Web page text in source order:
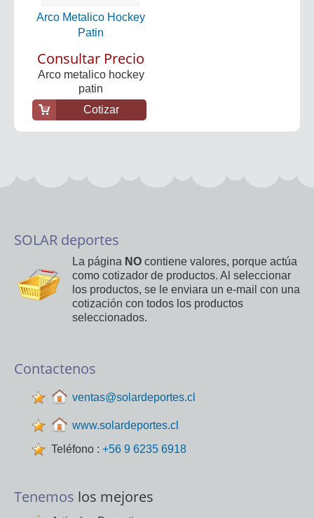
Arco Metalico Hockey
Patin
Consultar Precio
Arco metalico hockey
patin
Cotizar
SOLAR deportes
La página NO contiene valores, porque actúa
como cotizador de productos. Al seleccionar
los productos, se le enviara un e-mail con una
cotización con todos los productos
seleccionados.
Contactenos
ventas@solardeportes.cl
www.solardeportes.cl
Teléfono : +56 9 6235 6918
Tenemos los mejores